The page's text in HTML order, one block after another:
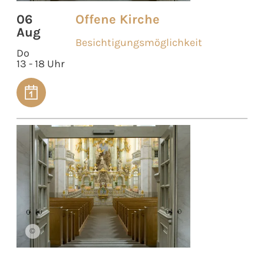
06
Aug
Do
13 - 18 Uhr
Offene Kirche
Besichtigungsmöglichkeit
©